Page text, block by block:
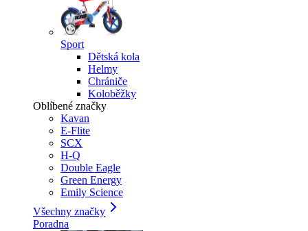
Sport
Dětská kola
Helmy
Chrániče
Koloběžky
Oblíbené značky
Kavan
E-Flite
SCX
H-Q
Double Eagle
Green Energy
Emily Science
Všechny značky
Poradna